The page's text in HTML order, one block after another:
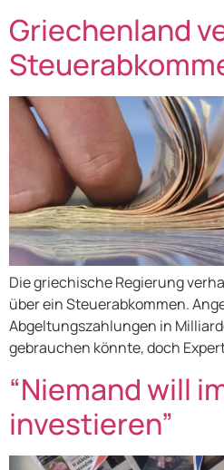
Griechenland
Die griechische Regierung
über ein Steuerabkommen.
Abgeltungszahlungen in
gebrauchen könnte, doch
“Niemand will
investieren”